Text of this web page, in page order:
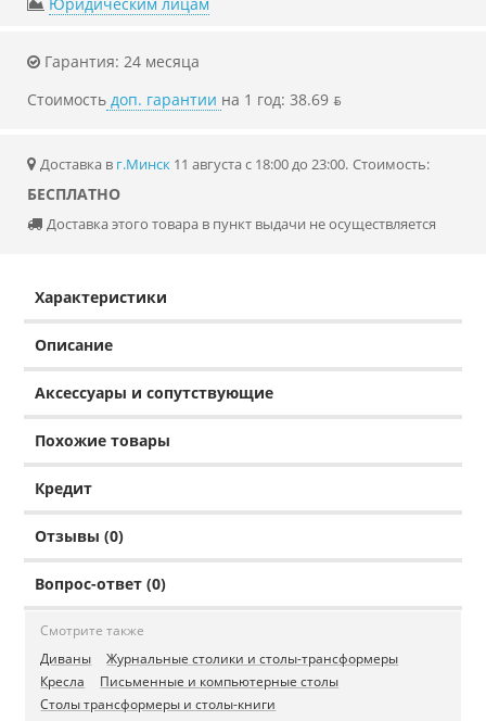
Гарантия: 24 месяца
Стоимость доп. гарантии на 1 год: 38.69 ƃ
Доставка в г.Минск 11 августа с 18:00 до 23:00. Стоимость:
БЕСПЛАТНО
Доставка этого товара в пункт выдачи не осуществляется
Характеристики
Описание
Аксессуары и сопутствующие
Похожие товары
Кредит
Отзывы (0)
Вопрос-ответ (0)
Смотрите также
Диваны
Журнальные столики и столы-трансформеры
Кресла
Письменные и компьютерные столы
Столы трансформеры и столы-книги